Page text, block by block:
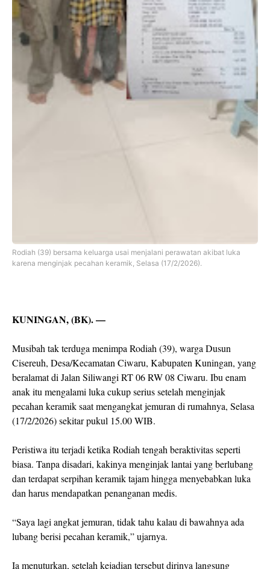
Rodiah (39) bersama keluarga usai menjalani perawatan akibat luka
karena menginjak pecahan keramik, Selasa (17/2/2026).
KUNINGAN, (BK). —
Musibah tak terduga menimpa Rodiah (39), warga Dusun
Cisereuh, Desa/Kecamatan Ciwaru, Kabupaten Kuningan, yang
beralamat di Jalan Siliwangi RT 06 RW 08 Ciwaru. Ibu enam
anak itu mengalami luka cukup serius setelah menginjak
pecahan keramik saat mengangkat jemuran di rumahnya, Selasa
(17/2/2026) sekitar pukul 15.00 WIB.
Peristiwa itu terjadi ketika Rodiah tengah beraktivitas seperti
biasa. Tanpa disadari, kakinya menginjak lantai yang berlubang
dan terdapat serpihan keramik tajam hingga menyebabkan luka
dan harus mendapatkan penanganan medis.
“Saya lagi angkat jemuran, tidak tahu kalau di bawahnya ada
lubang berisi pecahan keramik,” ujarnya.
Ia menuturkan, setelah kejadian tersebut dirinya langsung